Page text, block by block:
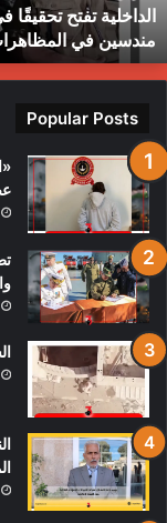
من
قبل
مندسين
في
المظاهرات
الداخلية تفتح
مندسين في
Popular Posts